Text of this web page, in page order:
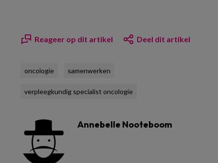
Reageer op dit artikel Deel dit artikel
oncologie samenwerken
verpleegkundig specialist oncologie
Annebelle Nooteboom